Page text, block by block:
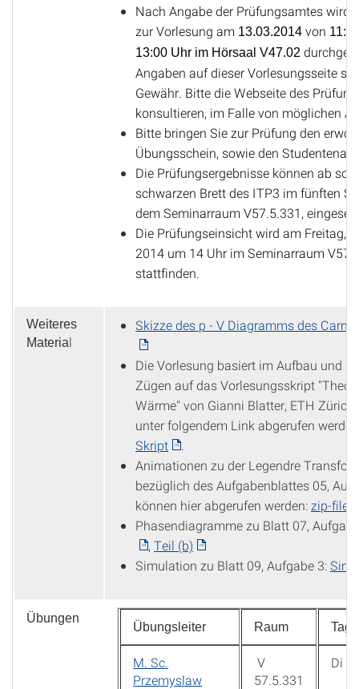
Nach Angabe der Prüfungsamtes wird
zur Vorlesung am 13.03.2014 von
13:00 Uhr im Hörsaal V47.02
Angaben auf dieser Vorlesungsseite
Gewähr. Bitte die Webseite des
konsultieren, im Falle von möglichen
Bitte bringen Sie zur Prüfung den
Übungsschein, sowie den
Die Prüfungsergebnisse können ab
schwarzen Brett des ITP3 im fünften
dem Seminarraum V57.5.331,
Die Prüfungseinsicht wird am Freitag,
2014 um 14 Uhr im Seminarraum
stattfinden.
Weiteres
Material
Skizze des p - V Diagramms des
Die Vorlesung basiert im Aufbau und
Zügen auf das Vorlesungsskript
Wärme" von Gianni Blatter, ETH Zürich
unter folgendem Link abgerufen
Skript
Animationen zu der Legendre
bezüglich des Aufgabenblattes 05,
können hier abgerufen werden: zip-file
Phasendiagramme zu Blatt 07,
, Teil (b)
Simulation zu Blatt 09, Aufgabe 3:
Übungen
Übungsleiter Raum Tag
M. Sc.
Przemyslaw
V
57.5.331
Di